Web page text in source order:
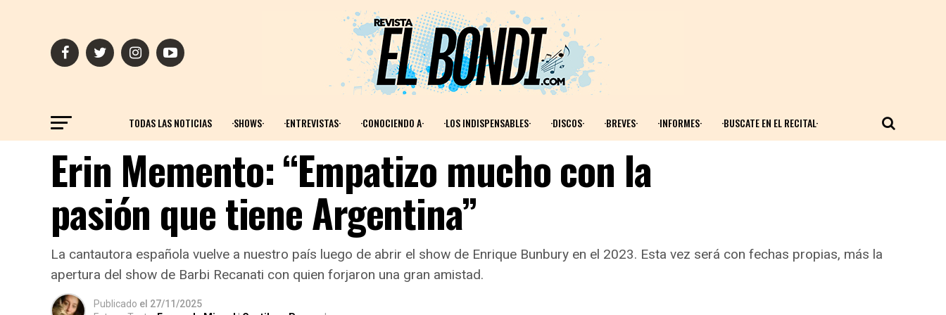
TODAS LAS NOTICIAS ·SHOWS· ·ENTREVISTAS· ·CONOCIENDO A· ·LOS INDISPENSABLES· ·DISCOS· ·BREVES· ·INFORMES· ·BUSCATE EN EL RECITAL·
Erin Memento: “Empatizo mucho con la
pasión que tiene Argentina”
La cantautora española vuelve a nuestro país luego de abrir el show de Enrique Bunbury en el 2023. Esta vez será con fechas propias, más la
apertura del show de Barbi Recanati con quien forjaron una gran amistad.
Publicado el 27/11/2025